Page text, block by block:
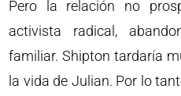
Pero la relación no
activista radical,
familiar. Shipton tardaría
la vida de Julian. Por lo